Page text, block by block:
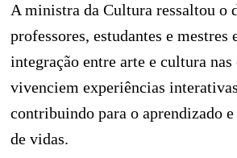
A ministra da Cultura ressaltou o
professores, estudantes e mestres
integração entre arte e cultura nas
vivenciem experiências
contribuindo para o aprendizado
de vidas.